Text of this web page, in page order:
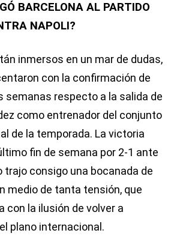
BARCELONA AL PARTIDO
NAPOLI?
inmersos en un mar de dudas,
con la confirmación de
semanas respecto a la salida de
como entrenador del conjunto
de la temporada. La victoria
fin de semana por 2-1 ante
trajo consigo una bocanada de
medio de tanta tensión, que
con la ilusión de volver a
plano internacional.